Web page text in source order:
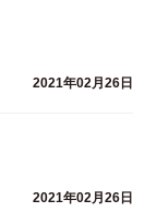
2021年02月26日
2021年02月26日